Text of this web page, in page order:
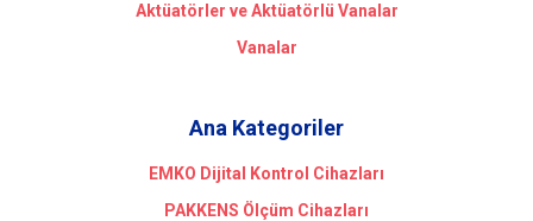
Aktüatörler ve Aktüatörlü Vanalar
Vanalar
Ana Kategoriler
EMKO Dijital Kontrol Cihazları
PAKKENS Ölçüm Cihazları